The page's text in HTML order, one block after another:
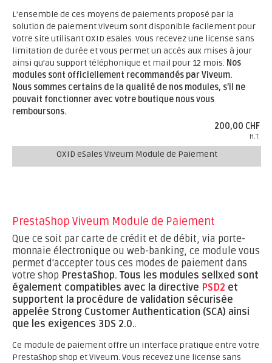
L’ensemble de ces moyens de paiements proposé par la
solution de paiement Viveum sont disponible facilement pour
votre site utilisant OXID eSales. Vous recevez une license sans
limitation de durée et vous permet un accès aux mises à jour
ainsi qu’au support téléphonique et mail pour 12 mois. Nos
modules sont officiellement recommandés par Viveum.
Nous sommes certains de la qualité de nos modules, s’il ne
pouvait fonctionner avec votre boutique nous vous
remboursons.
200,00 CHF
H.T.
OXID eSales Viveum Module de Paiement
PrestaShop Viveum Module de Paiement
Que ce soit par carte de crédit et de débit, via porte-
monnaie électronique ou web-banking, ce module vous
permet d'accepter tous ces modes de paiement dans
votre shop PrestaShop. Tous les modules sellxed sont
également compatibles avec la directive PSD2 et
supportent la procédure de validation sécurisée
appelée Strong Customer Authentication (SCA) ainsi
que les exigences 3DS 2.0..
Ce module de paiement offre un interface pratique entre votre
PrestaShop shop et Viveum. Vous recevez une license sans